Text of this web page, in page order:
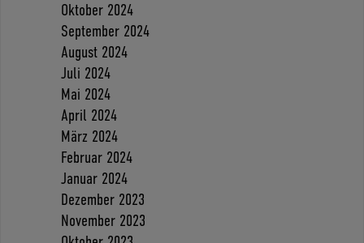
Oktober 2024
September 2024
August 2024
Juli 2024
Mai 2024
April 2024
März 2024
Februar 2024
Januar 2024
Dezember 2023
November 2023